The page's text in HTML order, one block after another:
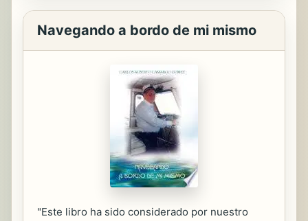
Navegando a bordo de mi mismo
"Este libro ha sido considerado por nuestro